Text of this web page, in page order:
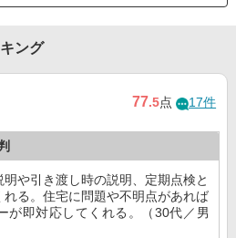
ング
77.5点 17件
や引き渡し時の説明、定期点検と
る。住宅に問題や不明点があれば
が即対応してくれる。（30代／男